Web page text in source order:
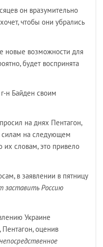
он вразумительно
чтобы они убрались
новые возможности для
будет воспринята
н Байден своим
на днях Пентагон,
силам на следующем
их словам, это привело
в заявлении в пятницу
заставить Россию
Украине
оценив